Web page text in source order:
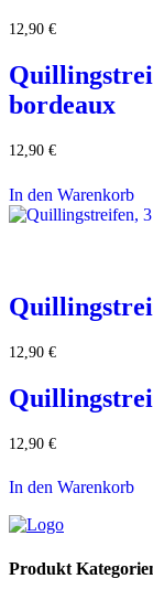
12,90 €
bordeaux
12,90 €
In den Warenkorb
12,90 €
12,90 €
In den Warenkorb
Produkt